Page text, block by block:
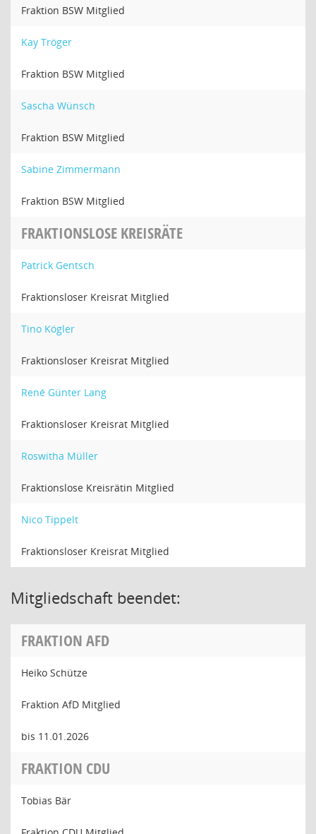
Fraktion BSW Mitglied
Kay Tröger
Fraktion BSW Mitglied
Sascha Wünsch
Fraktion BSW Mitglied
Sabine Zimmermann
Fraktion BSW Mitglied
FRAKTIONSLOSE KREISRÄTE
Patrick Gentsch
Fraktionsloser Kreisrat Mitglied
Tino Kögler
Fraktionsloser Kreisrat Mitglied
René Günter Lang
Fraktionsloser Kreisrat Mitglied
Roswitha Müller
Fraktionslose Kreisrätin Mitglied
Nico Tippelt
Fraktionsloser Kreisrat Mitglied
Mitgliedschaft beendet:
FRAKTION AFD
Heiko Schütze
Fraktion AfD Mitglied
bis 11.01.2026
FRAKTION CDU
Tobias Bär